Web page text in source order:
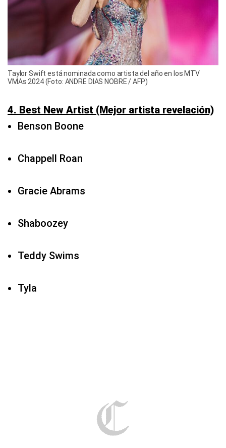
Taylor Swift está nominada como artista del año en los MTV
VMAs 2024 (Foto: ANDRE DIAS NOBRE / AFP)
4. Best New Artist (Mejor artista revelación)
Benson Boone
Chappell Roan
Gracie Abrams
Shaboozey
Teddy Swims
Tyla